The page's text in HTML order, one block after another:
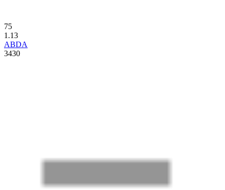
75
1.13
ABDA
3430